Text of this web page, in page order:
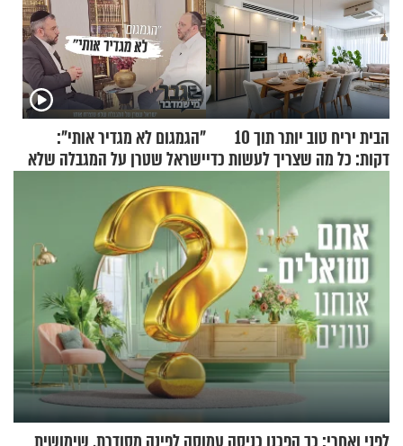
הבית יריח טוב יותר תוך 10
דקות: כל מה שצריך לעשות כדי
לרענן את הבית
"הגמגום לא מגדיר אותי":
ישראל שטרן על המגבלה שלא
עוצרת אותו